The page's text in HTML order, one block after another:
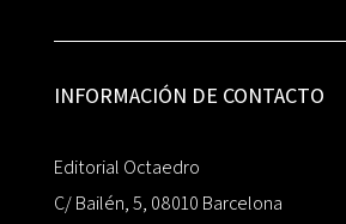
INFORMACIÓN DE CONTACTO
Editorial Octaedro
C/ Bailén, 5, 08010 Barcelona